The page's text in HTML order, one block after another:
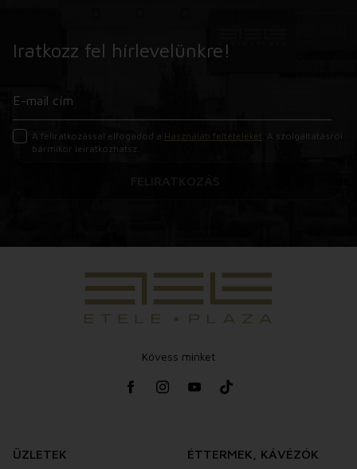
Iratkozz fel hírlevelünkre!
A feliratkozással elfogadod a Használati feltételeket . A szolgáltatásról
bármikor leiratkozhatsz.
Kövess minket
ÜZLETEK
ÉTTERMEK, KÁVÉZÓK